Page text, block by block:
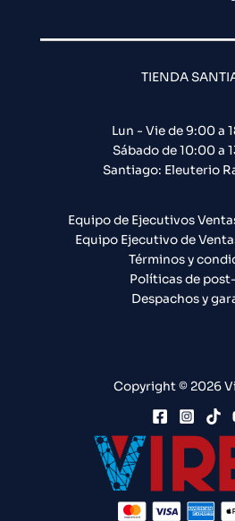
TIENDA
Lun - Vie de 9:00 a
Sábado de 10:00 a
Santiago: Eleuterio
Equipo de Ejecutivos
Equipo Ejecutivo de
Términos y
Políticas de
Despachos y
Copyright © 2026